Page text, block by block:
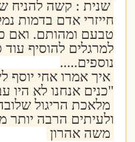
שנית : קשה להניח
חייזרי אדם בדמות
טבעם ומהותם. ואם כך
למרגלים להוסיף עוד
נוספים.....
איך אמרו אחי יוסף
"כנים אנחנו לא היו
מלאכת הריגול
ולעיתים הרבה יותר
משה אהרון